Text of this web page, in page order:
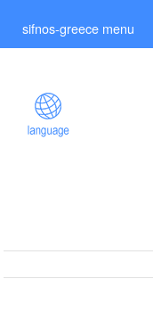
sifnos-greece menu